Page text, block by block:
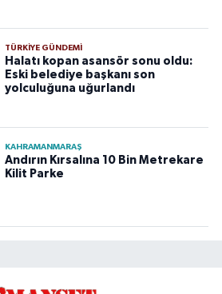
TÜRKIYE GÜNDEMI
Halatı kopan asansör sonu oldu:
Eski belediye başkanı son
yolculuğuna uğurlandı
KAHRAMANMARAŞ
Andırın Kırsalına 10 Bin Metrekare
Kilit Parke